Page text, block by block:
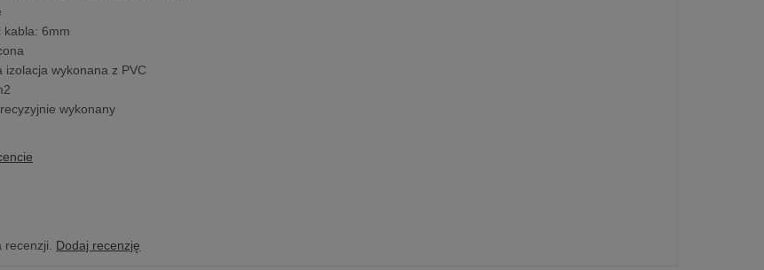
kabla: 6mm
izolacja wykonana z PVC
wykonany
recenzji. Dodaj recenzję